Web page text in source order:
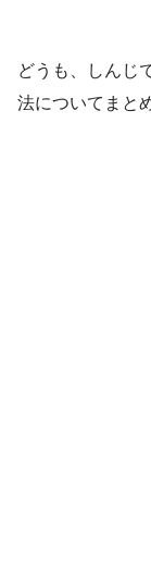
どうも、しんじ
法についてまと